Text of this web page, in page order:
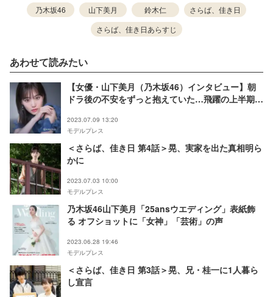
乃木坂46 山下美月 鈴木仁
さらば、佳き日
さらば、佳き日あらすじ
あわせて読みたい
【女優・山下美月（乃木坂46）インタビュー】朝
ドラ後の不安をずっと抱えていた…飛躍の上半期で
演中
2023.07.09 13:20
モデルプレス
＜さらば、佳き日 第4話＞晃、実家を出た真相明ら
かに
2023.07.03 10:00
モデルプレス
乃木坂46山下美月「25ansウエディング」表紙飾
る オフショットに「女神」「芸術」の声
2023.06.28 19:46
モデルプレス
＜さらば、佳き日 第3話＞晃、兄・桂一に1人暮ら
し宣言